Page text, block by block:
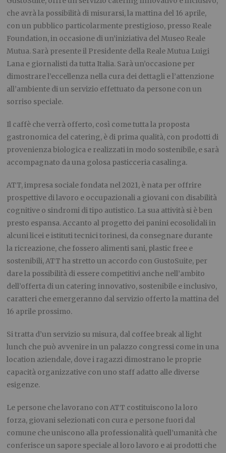
che avrà la possibilità di misurarsi, la mattina del 16 aprile,
con un pubblico particolarmente prestigioso, presso Reale
Foundation, in occasione di un’iniziativa del Museo Reale
Mutua. Sarà presente il Presidente della Reale Mutua Luigi
Lana e giornalisti da tutta Italia. Sarà un’occasione per
dimostrare l’eccellenza nella cura dei dettagli e l’attenzione
all’ambiente di un servizio effettuato da persone con un
sorriso speciale.
Il caffè che verrà offerto, così come tutta la proposta
gastronomica del catering, è di prima qualità, con prodotti di
provenienza biologica e realizzati in modo sostenibile, e sarà
accompagnato da una golosa pasticceria casalinga.
ATT, impresa sociale fondata nel 2021, è nata per offrire
prospettive di lavoro e occupazionali a giovani con disabilità
cognitive o sindromi di tipo autistico. La sua attività si è ben
presto espansa. Accanto al progetto dei panini ecosolidali in
alcuni licei e istituti tecnici torinesi, da consegnare durante
la ricreazione, che fossero alimenti sani, plastic free e
sostenibili, ATT ha stretto un accordo con GustoSuite, per
dare la possibilità di essere competitivi anche nell’ambito
dell’offerta di un catering innovativo, sostenibile e inclusivo,
caratteri che emergeranno dal servizio offerto la mattina del
16 aprile prossimo.
Si tratta d’un servizio su misura, dal coffee break al light
lunch che può avvenire in un palazzo congressi come in una
location aziendale, dove i ragazzi dimostrano le proprie
capacità organizzative con uno staff adatto alle diverse
esigenze.
Le persone che lavorano con ATT costituiscono la loro
forza, giovani selezionati con cura e persone fuori dal
comune che uniscono alla professionalità quell’umanità che
conferisce un sapore speciale al loro lavoro e ai prodotti che